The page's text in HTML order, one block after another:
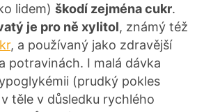
lidem) škodí zejména cukr.
je pro ně xylitol, známý též
, a používaný jako zdravější
potravinách. I malá dávka
(prudký pokles
těle v důsledku rychlého